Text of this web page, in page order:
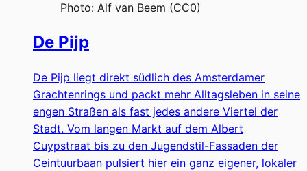
Photo: Alf van Beem (CC0)
De Pijp
De Pijp liegt direkt südlich des Amsterdamer
Grachtenrings und packt mehr Alltagsleben in seine
engen Straßen als fast jedes andere Viertel der
Stadt. Vom langen Markt auf dem Albert
Cuypstraat bis zu den Jugendstil-Fassaden der
Ceintuurbaan pulsiert hier ein ganz eigener, lokaler